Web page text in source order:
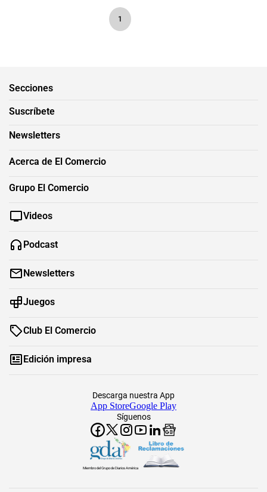
1
Secciones
Suscríbete
Newsletters
Acerca de El Comercio
Grupo El Comercio
Videos
Podcast
Newsletters
Juegos
Club El Comercio
Edición impresa
Síguenos
Descarga nuestra App
App StoreGoogle Play
Miembro del Grupo de Diarios América